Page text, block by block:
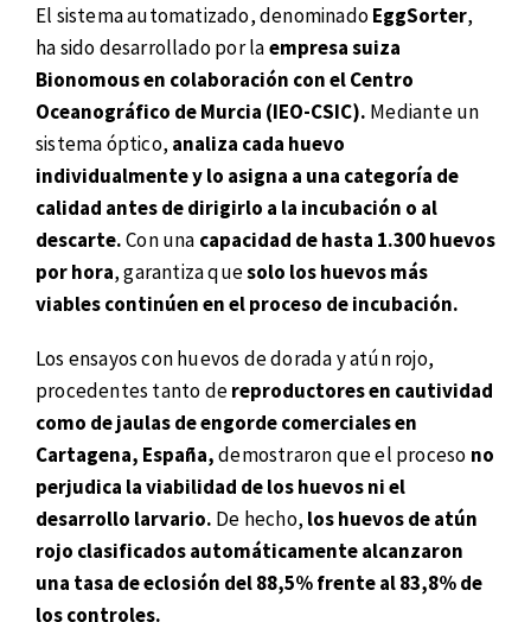
El sistema automatizado, denominadoEggSorter,
ha sido desarrollado por laempresa suiza
Bionomous en colaboración con el Centro
Oceanográfico de Murcia (IEO-CSIC). Mediante un
sistema óptico, analiza cada huevo
individualmente y lo asigna a una categoría de
calidad antes de dirigirlo a la incubación o al
descarte.Con una capacidad de hasta 1.300 huevos
por hora, garantiza quesolo los huevos más
viables continúen en el proceso de incubación.
Los ensayos con huevos de dorada y atún rojo,
procedentes tanto dereproductores en cautividad
como de jaulas de engorde comerciales en
Cartagena, España,demostraron que el proceso no
perjudica la viabilidad de los huevos ni el
desarrollo larvario. De hecho, los huevos de atún
rojo clasificados automáticamente alcanzaron
una tasa de eclosión del 88,5% frente al 83,8% de
los controles.